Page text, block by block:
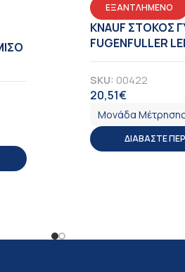
ΕΞΑΝΤΛΗΜΕΝΟ
KNAUF ΣΤΟΚΟΣ
FUGENFULLER
SKU: 00422
20,51€
Μονάδα
ΔΙΑΒΆΣΤΕ